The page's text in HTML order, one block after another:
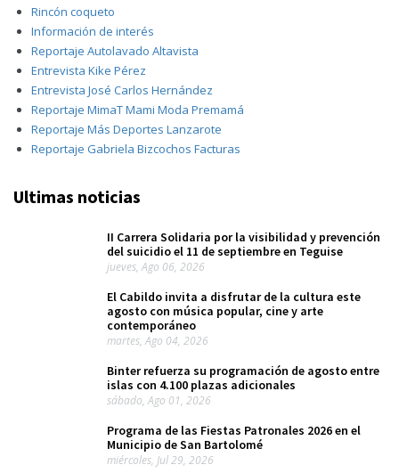
Rincón coqueto
Información de interés
Reportaje Autolavado Altavista
Entrevista Kike Pérez
Entrevista José Carlos Hernández
Reportaje MimaT Mami Moda Premamá
Reportaje Más Deportes Lanzarote
Reportaje Gabriela Bizcochos Facturas
Ultimas noticias
II Carrera Solidaria por la visibilidad y prevención
del suicidio el 11 de septiembre en Teguise
jueves, Ago 06, 2026
El Cabildo invita a disfrutar de la cultura este
agosto con música popular, cine y arte
contemporáneo
martes, Ago 04, 2026
Binter refuerza su programación de agosto entre
islas con 4.100 plazas adicionales
sábado, Ago 01, 2026
Programa de las Fiestas Patronales 2026 en el
Municipio de San Bartolomé
miércoles, Jul 29, 2026